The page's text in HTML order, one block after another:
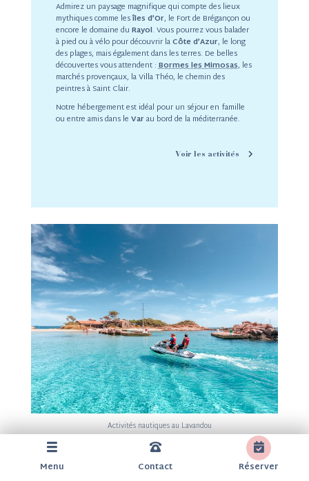
Menu Contact Réserver
Activités nautiques au Lavandou
Admirez un paysage magnifique qui compte des lieux
mythiques comme lesîles d’Or, le Fort de Brégançon ou
encore le domaine du Rayol. Vous pourrez vous balader
à pied ou à vélo pour découvrir laCôte d’Azur, le long
des plages, mais également dans les terres. De belles
découvertes vous attendent :Bormes les Mimosas, les
marchés provençaux, la Villa Théo, le chemin des
peintres à Saint Clair.
Notre hébergement est idéal pour un séjour en famille
ou entre amis dans le Varau bord de la méditerranée.
Voir les activités